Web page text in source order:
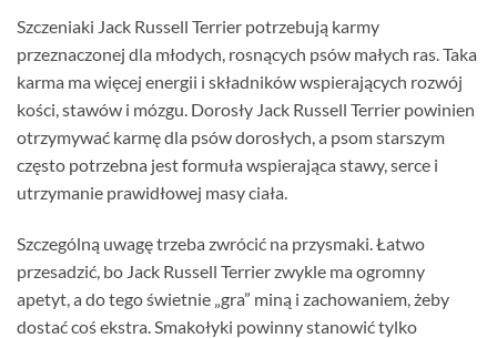
Szczeniaki Jack Russell Terrier potrzebują karmy
przeznaczonej dla młodych, rosnących psów małych ras. Taka
karma ma więcej energii i składników wspierających rozwój
kości, stawów i mózgu. Dorosły Jack Russell Terrier powinien
otrzymywać karmę dla psów dorosłych, a psom starszym
często potrzebna jest formuła wspierająca stawy, serce i
utrzymanie prawidłowej masy ciała.
Szczególną uwagę trzeba zwrócić na przysmaki. Łatwo
przesadzić, bo Jack Russell Terrier zwykle ma ogromny
apetyt, a do tego świetnie „gra” miną i zachowaniem, żeby
dostać coś ekstra. Smakołyki powinny stanowić tylko